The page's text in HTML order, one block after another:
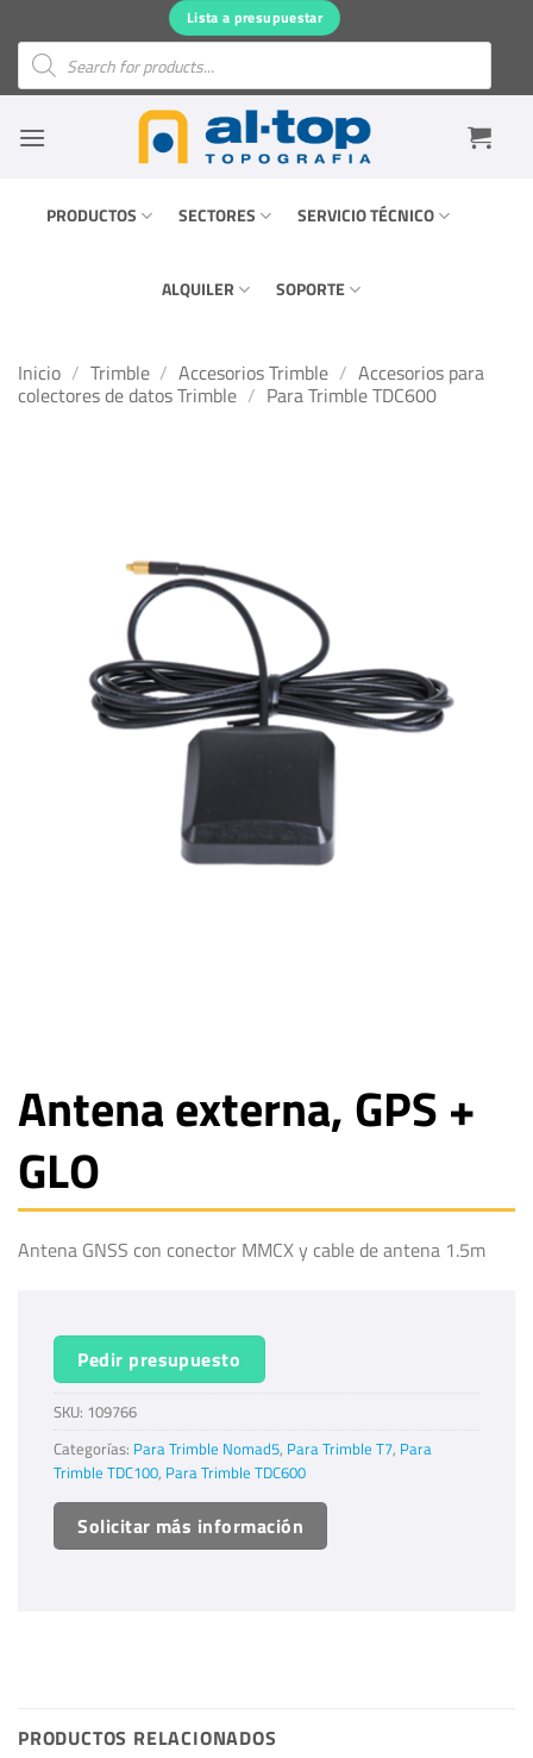
contenido
Lista a presupuestar
Búsqueda
productos
PRODUCTOS SECTORES SERVICIO TÉCNICO
ALQUILER SOPORTE
Inicio / Trimble / Accesorios Trimble / Accesorios para
colectores de datos Trimble / Para Trimble TDC600
Antena externa, GPS +
GLO
Antena GNSS con conector MMCX y cable de antena 1.5m
Pedir presupuesto
SKU: 109766
Categorías: Para Trimble Nomad5, Para Trimble T7, Para
Trimble TDC100, Para Trimble TDC600
Solicitar más información
PRODUCTOS RELACIONADOS